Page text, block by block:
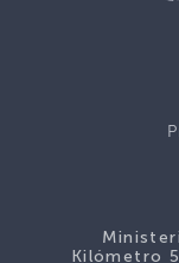
Kilómetro